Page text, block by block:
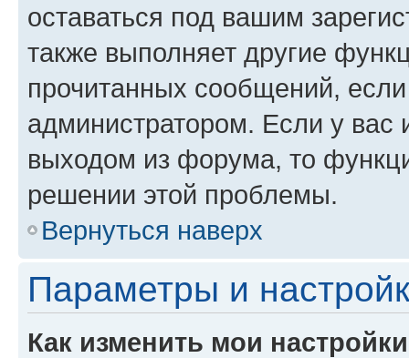
оставаться под вашим
также выполняет другие
прочитанных сообщений,
администратором. Если у
выходом из форума, то
решении этой проблемы.
Вернуться наверх
Параметры и
Как изменить мои